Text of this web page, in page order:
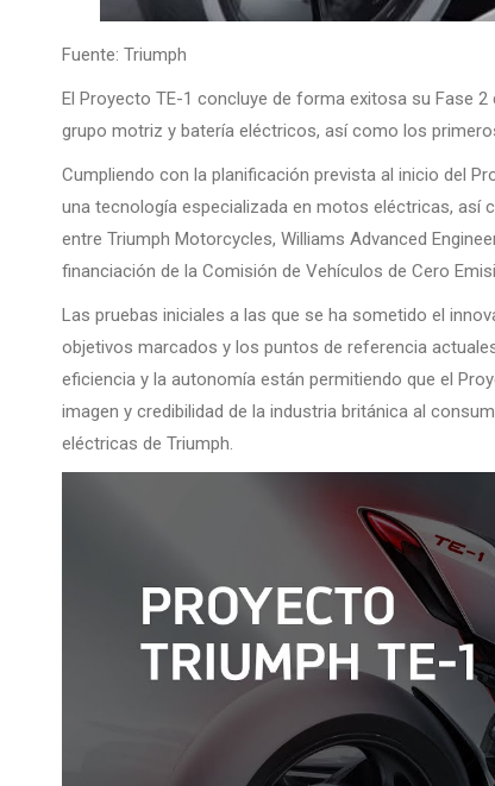
Fuente: Triumph
El Proyecto TE-1 concluye de forma exitosa su Fase
grupo motriz y batería eléctricos, así como los
Cumpliendo con la planificación prevista al inicio del
una tecnología especializada en motos eléctricas,
entre Triumph Motorcycles, Williams Advanced
financiación de la Comisión de Vehículos de Cero
Las pruebas iniciales a las que se ha sometido el
objetivos marcados y los puntos de referencia
eficiencia y la autonomía están permitiendo que el
imagen y credibilidad de la industria británica al
eléctricas de Triumph.